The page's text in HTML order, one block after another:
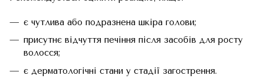
є чутлива або подразнена шкіра голови;
присутнє відчуття печіння після засобів для росту
волосся;
є дерматологічні стани у стадії загострення.